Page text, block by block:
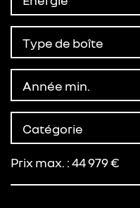
Type de boîte
Année min.
Catégorie
Prix max. :44 979€